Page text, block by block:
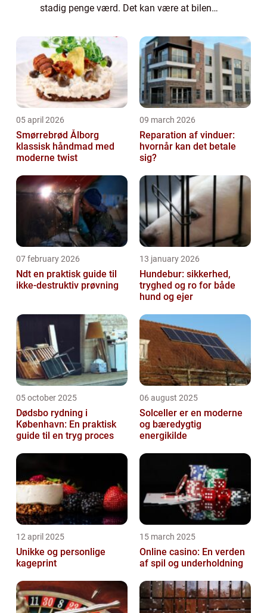
stadig penge værd. Det kan være at bilen
for et uheld der gør, at det ik...
05 april 2026
Smørrebrød Ålborg
klassisk håndmad med
moderne twist
09 march 2026
Reparation af vinduer:
hvornår kan det betale
sig?
07 february 2026
Ndt en praktisk guide til
ikke-destruktiv prøvning
13 january 2026
Hundebur: sikkerhed,
tryghed og ro for både
hund og ejer
05 october 2025
Dødsbo rydning i
København: En praktisk
guide til en tryg proces
06 august 2025
Solceller er en moderne
og bæredygtig
energikilde
12 april 2025
Unikke og personlige
kageprint
15 march 2025
Online casino: En verden
af spil og underholdning